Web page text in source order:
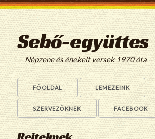
Sebő-együttes
— Népzene és énekelt versek 1970 óta —
FŐOLDAL LEMEZEINK
SZERVEZŐKNEK FACEBOOK